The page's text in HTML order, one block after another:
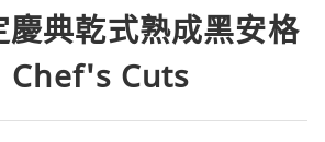
慶典乾式熟成黑安格
Chef's Cuts